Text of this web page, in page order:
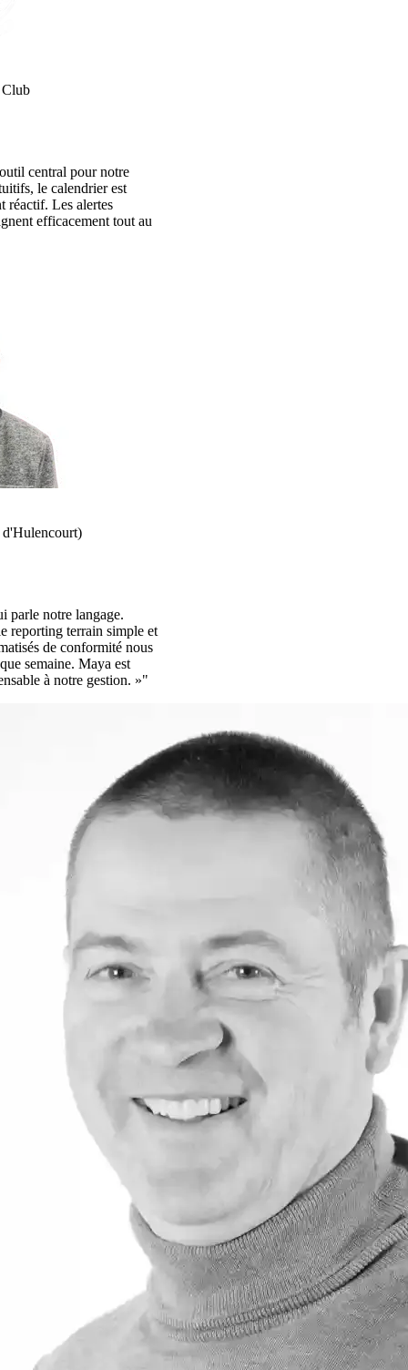
central pour notre
le calendrier est
réactif. Les alertes
efficacement tout au
parle notre langage.
reporting terrain simple et
de conformité nous
semaine. Maya est
à notre gestion. »"